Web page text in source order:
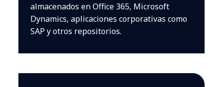
almacenados en Office 365, Microsoft
Dynamics, aplicaciones corporativas como
SAP y otros repositorios.